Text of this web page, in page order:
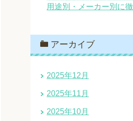
用途別・メーカー別に徹
アーカイブ
2025年12月
2025年11月
2025年10月